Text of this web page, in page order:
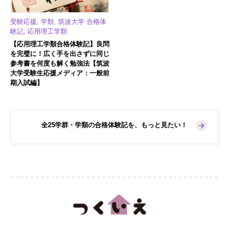
受験応援, 学類, 筑波大学 合格体
験記, 応用理工学類
【応用理工学類合格体験記】良問
を完璧に！広く手を出さずに同じ
参考書を何度も解く勉強法【筑波
大学受験生応援メディア：一般前
期入試編】
全25学群・学類の合格体験記を、もっと見たい！